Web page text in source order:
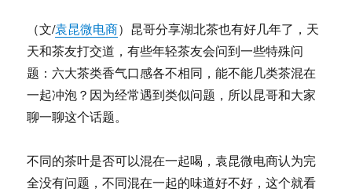
（文/袁昆微电商）昆哥分享湖北茶也有好几年了，天
天和茶友打交道，有些年轻茶友会问到一些特殊问
题：六大茶类香气口感各不相同，能不能几类茶混在
一起冲泡？因为经常遇到类似问题，所以昆哥和大家
聊一聊这个话题。
不同的茶叶是否可以混在一起喝，袁昆微电商认为完
全没有问题，不同混在一起的味道好不好，这个就看